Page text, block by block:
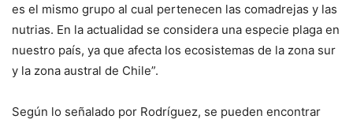
es el mismo grupo al cual pertenecen las comadrejas y las
nutrias. En la actualidad se considera una especie plaga en
nuestro país, ya que afecta los ecosistemas de la zona sur
y la zona austral de Chile”.
Según lo señalado por Rodríguez, se pueden encontrar